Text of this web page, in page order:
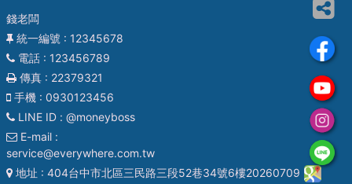
錢老闆
統一編號 : 12345678
電話: 123456789
傳真: 22379321
手機: 0930123456
LINE ID: @moneyboss
E-mail:
service@everywhere.com.tw
地址 : 404台中市北區三民路三段52巷34號6樓20260709